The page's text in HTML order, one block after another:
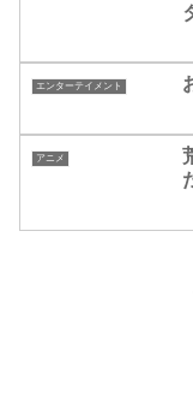
エンターテイメント
アニメ